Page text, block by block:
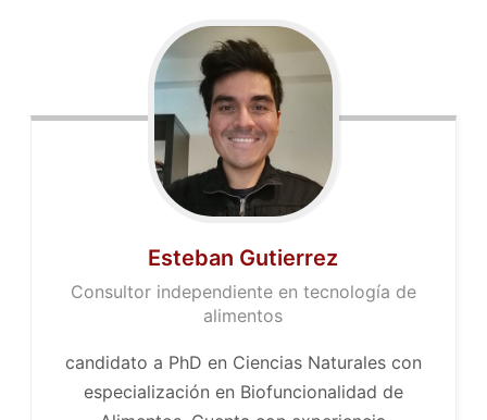
Esteban Gutierrez
Consultor independiente en tecnología de
alimentos
candidato a PhD en Ciencias Naturales con
especialización en Biofuncionalidad de